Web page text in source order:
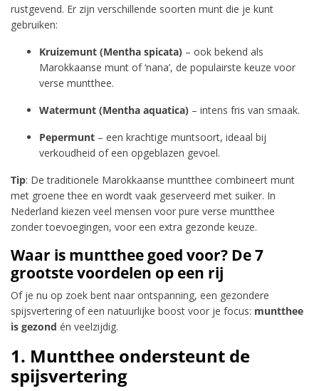
rustgevend. Er zijn verschillende soorten munt die je kunt
gebruiken:
Kruizemunt (Mentha spicata) – ook bekend als
Marokkaanse munt of ‘nana’, de populairste keuze voor
verse muntthee.
Watermunt (Mentha aquatica) – intens fris van smaak.
Pepermunt – een krachtige muntsoort, ideaal bij
verkoudheid of een opgeblazen gevoel.
Tip: De traditionele Marokkaanse muntthee combineert munt
met groene thee en wordt vaak geserveerd met suiker. In
Nederland kiezen veel mensen voor pure verse muntthee
zonder toevoegingen, voor een extra gezonde keuze.
Waar is muntthee goed voor? De 7
grootste voordelen op een rij
Of je nu op zoek bent naar ontspanning, een gezondere
spijsvertering of een natuurlijke boost voor je focus: muntthee
is gezond én veelzijdig.
1. Muntthee ondersteunt de
spijsvertering